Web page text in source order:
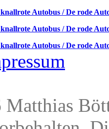
Autobus / De rode
Autobus / De rode
Autobus / De rode